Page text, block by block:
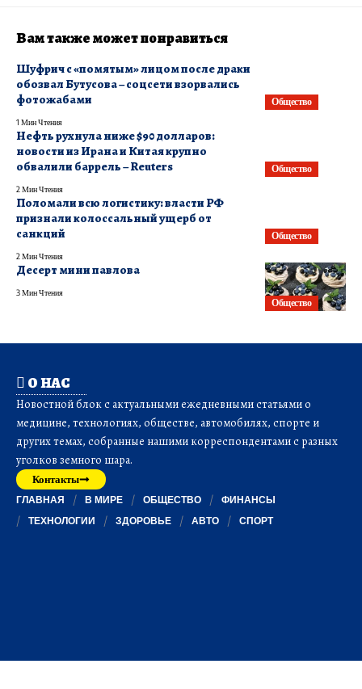
Вам также может понравиться
Общество
Шуфрич с «помятым» лицом после драки
обозвал Бутусова – соцсети взорвались
фотожабами
1 Мин Чтения
Общество
Нефть рухнула ниже $90 долларов:
новости из Ирана и Китая крупно
обвалили баррель – ​Reuters
2 Мин Чтения
Общество
Поломали всю логистику: власти РФ
признали колоссальный ущерб от
санкций
2 Мин Чтения
Общество
Десерт мини павлова
3 Мин Чтения
О НАС
Новостной блок с актуальными ежедневными статьями о
медицине, технологиях, обществе, автомобилях, спорте и
других темах, собранные нашими корреспондентами с разных
уголков земного шара.
Контакты
ГЛАВНАЯ В МИРЕ ОБЩЕСТВО
ФИНАНСЫ
ТЕХНОЛОГИИ
ЗДОРОВЬЕ АВТО СПОРТ